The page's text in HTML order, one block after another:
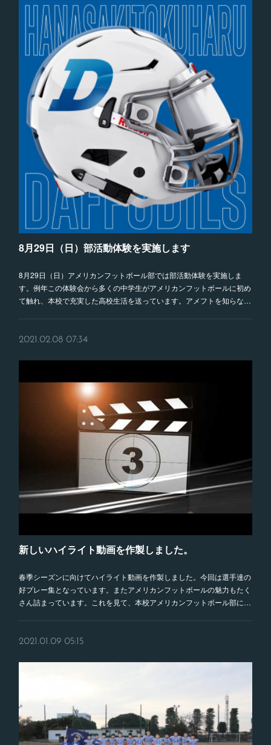
8月29日（日）部活動体験を実施します
8月29日（日）アメリカンフットボール部では部活動体験を実施しま
す。例年この体験会から多くの中学生がアメリカンフットボールに初め
て触れ、本校で充実した高校生活を送っています。アメフトを知らな…
2021.02.08 07:34
新しいハイライト動画を作製しました。
春季シーズンに向けてハイライト動画を作製しました。今回は選手達の
好プレー集となっています。またアメリカンフットボールの魅力もたく
さん詰まっています。これを見て、本校アメリカンフットボール部に…
2021.01.09 05:15